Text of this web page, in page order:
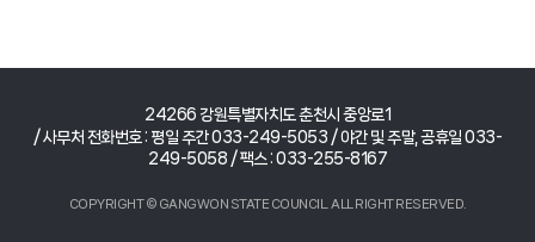
24266 강원특별자치도 춘천시 중앙로1
/ 사무처 전화번호 : 평일 주간 033-249-5053 / 야간 및 주말, 공휴일 033-
249-5058 / 팩스 : 033-255-8167
COPYRIGHT © GANGWON STATE COUNCIL. ALL RIGHT RESERVED.